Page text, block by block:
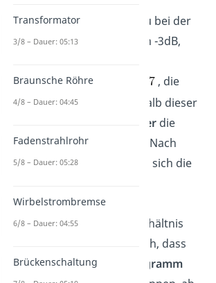
Amplitudengang
siehst du bei der
typischen Verstärkung von -3dB,
Amplituden von
, die
Grenzfrequenz
Oberhalb dieser
Filterdie
Spannung durchzulassen. Nach
der Grenzfrequenz nähert sich die
Verstärkung von 0dB,
beziehungsweise dem Verhältnis
von 1. Das bedeutet einfach, dass
gilt. Im
Bodediagramm
Transformator
3/8 – Dauer: 05:13
Braunsche Röhre
4/8 – Dauer: 04:45
Fadenstrahlrohr
5/8 – Dauer: 05:28
Wirbelstrombremse
6/8 – Dauer: 04:55
Brückenschaltung